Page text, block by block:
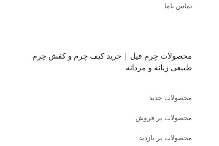
تماس باما
محصولات چرم فیل | خرید کیف چرم و کفش چرم
طبیعی زنانه و مردانه
محصولات جدید
محصولات پر فروش
محصولات پر بازدید